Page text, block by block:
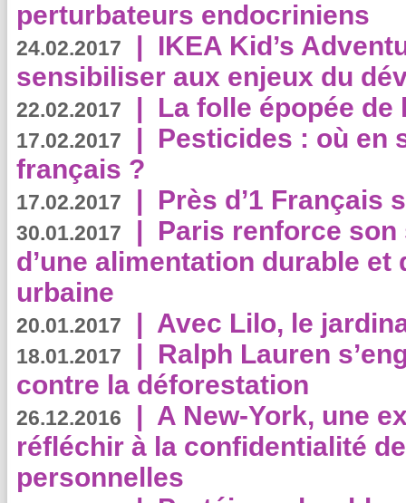
perturbateurs endocriniens
24.02.2017 | IKEA Kid’s
sensibiliser aux enjeux du
22.02.2017 | La folle épopée de
17.02.2017 | Pesticides : où en
français ?
17.02.2017 | Près d’1 Français
30.01.2017 | Paris renforce
d’une alimentation durable et
urbaine
20.01.2017 | Avec Lilo, le
18.01.2017 | Ralph Lauren
contre la déforestation
26.12.2016 | A New-York, une
réfléchir à la confidentialité
personnelles